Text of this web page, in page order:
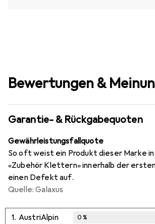
Bewertungen &
Garantie- & Rückgabequoten
Gewährleistungsfallquote
So oft weist ein Produkt dieser Marke
«Zubehör Klettern» innerhalb der
einen Defekt auf.
Quelle: Galaxus
1. AustriAlpin 0%